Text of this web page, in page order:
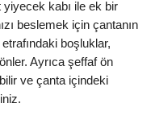
kabı ile ek bir
beslemek için çantanın
boşluklar,
Ayrıca şeffaf ön
ve çanta içindeki